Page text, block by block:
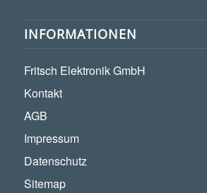
INFORMATIONEN
Fritsch Elektronik GmbH
Kontakt
AGB
Impressum
Datenschutz
Sitemap